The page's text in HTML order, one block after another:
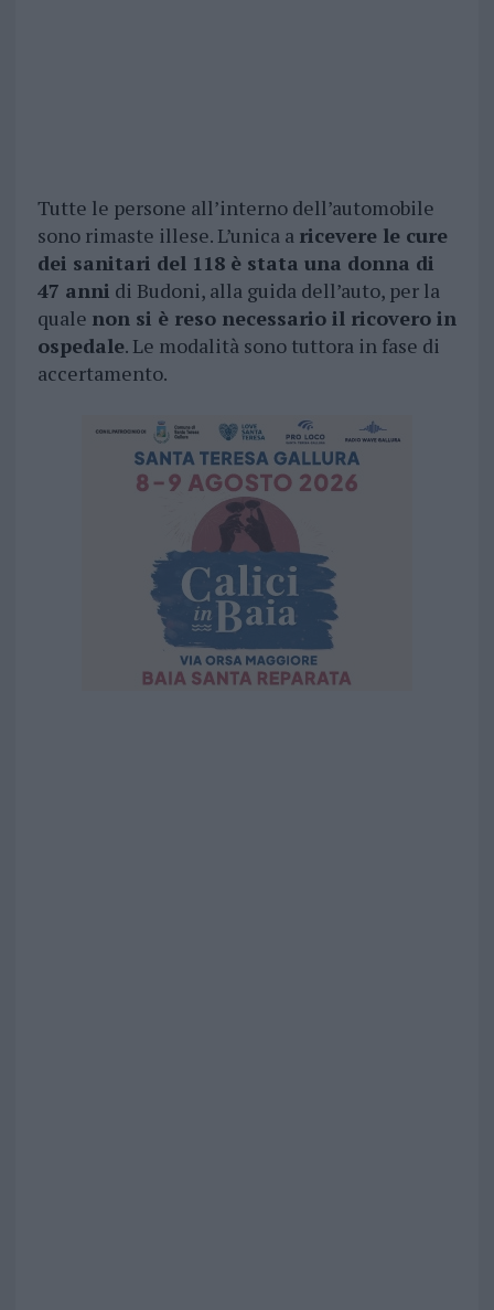
Tutte le persone all’interno dell’automobile
sono rimaste illese. L’unica a ricevere le cure
dei sanitari del 118 è stata una donna di
47 anni di Budoni, alla guida dell’auto, per la
quale non si è reso necessario il ricovero in
ospedale. Le modalità sono tuttora in fase di
accertamento.